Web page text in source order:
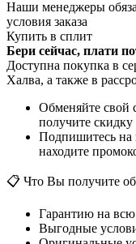
Наши менеджеры
условия заказа
Купить в сплит
Бери сейчас, плати
Доступна покупка в
Халва, а также в
Обменяйте свой
получите
Подпишитесь на
находите
📋 Что Вы получите
Гарантию на
Выгодные